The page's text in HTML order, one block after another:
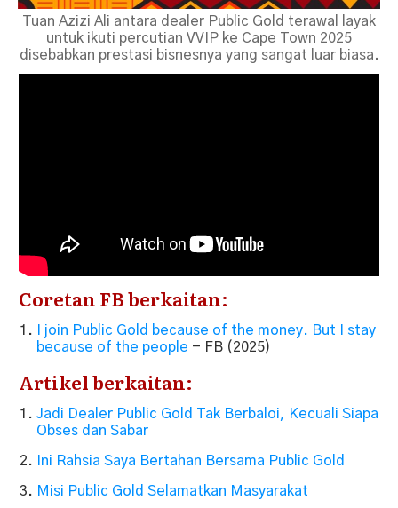
Tuan Azizi Ali antara dealer Public Gold terawal layak
untuk ikuti percutian VVIP ke Cape Town 2025
disebabkan prestasi bisnesnya yang sangat luar biasa.
Coretan FB berkaitan:
I join Public Gold because of the money. But I stay
because of the people - FB (2025)
Artikel berkaitan:
Jadi Dealer Public Gold Tak Berbaloi, Kecuali Siapa
Obses dan Sabar
Ini Rahsia Saya Bertahan Bersama Public Gold
Misi Public Gold Selamatkan Masyarakat